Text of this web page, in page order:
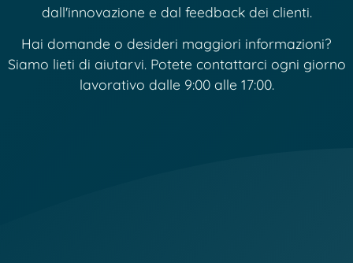
dall'innovazione e dal feedback dei clienti.
Hai domande o desideri maggiori informazioni?
Siamo lieti di aiutarvi. Potete contattarci ogni giorno
lavorativo dalle 9:00 alle 17:00.